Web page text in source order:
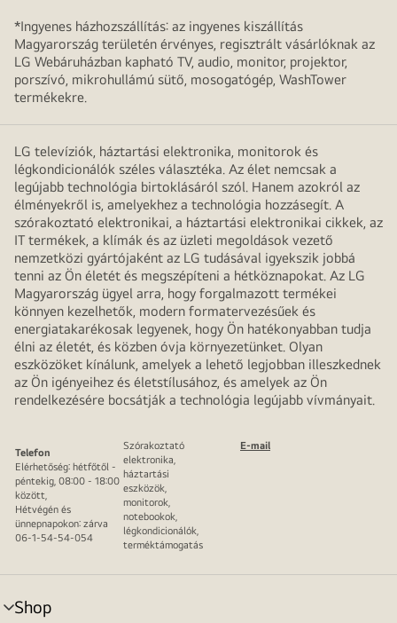
*Ingyenes házhozszállítás: az ingyenes kiszállítás
Magyarország területén érvényes, regisztrált vásárlóknak az
LG Webáruházban kapható TV, audio, monitor, projektor,
porszívó, mikrohullámú sütő, mosogatógép, WashTower
termékekre.
LG televíziók, háztartási elektronika, monitorok és
légkondicionálók széles választéka. Az élet nemcsak a
legújabb technológia birtoklásáról szól. Hanem azokról az
élményekről is, amelyekhez a technológia hozzásegít. A
szórakoztató elektronikai, a háztartási elektronikai cikkek, az
IT termékek, a klímák és az üzleti megoldások vezető
nemzetközi gyártójaként az LG tudásával igyekszik jobbá
tenni az Ön életét és megszépíteni a hétköznapokat. Az LG
Magyarország ügyel arra, hogy forgalmazott termékei
könnyen kezelhetők, modern formatervezésűek és
energiatakarékosak legyenek, hogy Ön hatékonyabban tudja
élni az életét, és közben óvja környezetünket. Olyan
eszközöket kínálunk, amelyek a lehető legjobban illeszkednek
az Ön igényeihez és életstílusához, és amelyek az Ön
rendelkezésére bocsátják a technológia legújabb vívmányait.
Telefon
Elérhetőség: hétfőtől -
péntekig, 08:00 - 18:00
között,
Hétvégén és
ünnepnapokon: zárva
06-1-54-54-054
Szórakoztató
elektronika,
háztartási
eszközök,
monitorok,
notebookok,
légkondicionálók,
terméktámogatás
E-mail
Shop
menu